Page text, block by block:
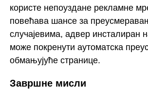
користе непоуздане рекламне
повећава шансе за
случајевима, адвер инсталиран
може покренути аутоматска
обмањујуће странице.
Завршне мисли